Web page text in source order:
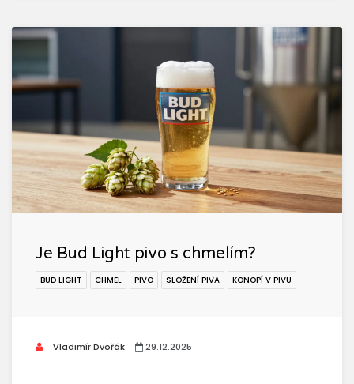
Je Bud Light pivo s chmelím?
BUD LIGHT CHMEL PIVO SLOŽENÍ PIVA KONOPÍ V PIVU
Vladimír Dvořák 29.12.2025